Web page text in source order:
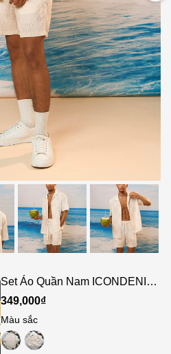
Set Áo Quần Nam ICONDENIM
Lazy Fish
349,000₫
Màu sắc